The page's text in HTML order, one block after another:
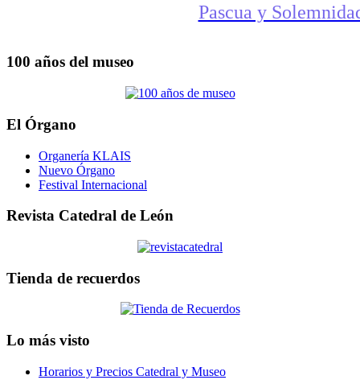
Pascua y
100 años del museo
El Órgano
Organería KLAIS
Nuevo Órgano
Festival Internacional
Revista Catedral de León
Tienda de recuerdos
Lo más visto
Horarios y Precios Catedral y Museo